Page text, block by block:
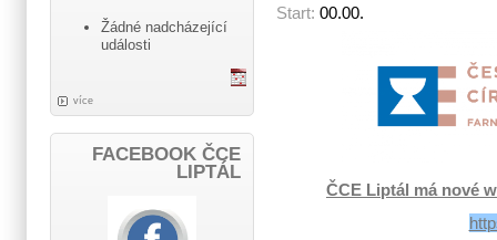
Start: 00.00.
ČCE Liptál má nové
Žádné nadcházející
události
více
FACEBOOK ČCE
LIPTÁL